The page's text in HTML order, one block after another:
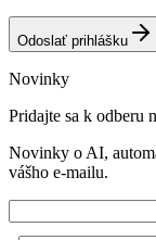
Odoslať prihlášku
Novinky
Pridajte sa k odberu
Novinky o AI,
vášho e-mailu.